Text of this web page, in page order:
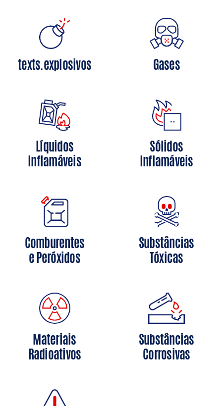
texts.explosivos Gases
Líquidos
Inflamáveis
Sólidos
Inflamáveis
Comburentes
e Peróxidos
Substâncias
Tóxicas
Materiais
Radioativos
Substâncias
Corrosivas